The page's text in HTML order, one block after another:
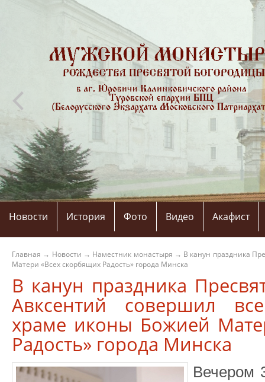
Новости История Фото Видео Акафист
Главная → Новости → Наместник монастыря → В канун праздника
Матери «Всех скорбящих Радость» города Минска
В канун праздника
Авксентий совершил
храме иконы Божией
Радость» города Минска
Вечером